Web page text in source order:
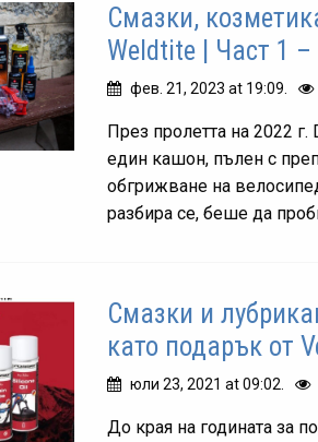
Смазки,
Weldtite | Част 1
фев. 21, 2023 at 19:09.
През пролетта на 2022
един кашон, пълен с
обгрижване на
разбира се, беше да
Смазки и
като подарък от
юли 23, 2021 at 09:02.
До края на годината за